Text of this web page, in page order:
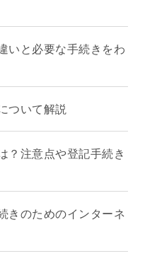
いと必要な手続きをわ
ついて解説
？注意点や登記手続き
きのためのインターネ